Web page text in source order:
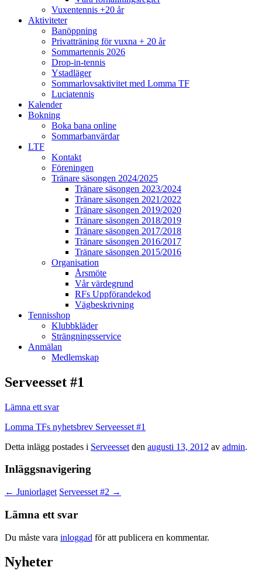
Vuxentennis +20 år
Aktiviteter
Banöppning
Privatträning för vuxna + 20 år
Sommartennis 2026
Drop-in-tennis
Ystadläger
Sommarlovsaktivitet med Lomma TF
Luciatennis
Kalender
Bokning
Boka bana online
Sommarbanvärdar
LTF
Kontakt
Föreningen
Tränare säsongen 2024/2025
Tränare säsongen 2023/2024
Tränare säsongen 2021/2022
Tränare säsongen 2019/2020
Tränare säsongen 2018/2019
Tränare säsongen 2017/2018
Tränare säsongen 2016/2017
Tränare säsongen 2015/2016
Organisation
Årsmöte
Vår värdegrund
RFs Uppförandekod
Vägbeskrivning
Tennisshop
Klubbkläder
Strängningsservice
Anmälan
Medlemskap
Serveesset #1
Lämna ett svar
Lomma TFs nyhetsbrev Serveesset #1
Detta inlägg postades i Serveesset den augusti 13, 2012 av admin.
Inläggsnavigering
← Juniorlaget Serveesset #2 →
Lämna ett svar
Du måste vara inloggad för att publicera en kommentar.
Nyheter